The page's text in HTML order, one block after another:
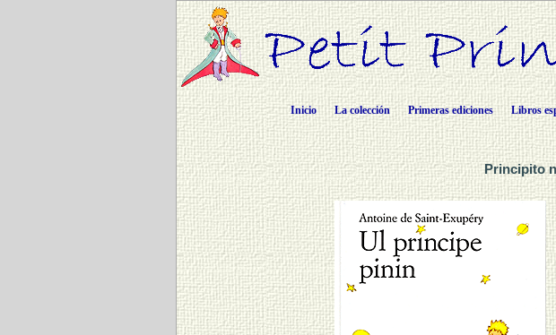
Inicio La colección Primeras ediciones Libros
Principito